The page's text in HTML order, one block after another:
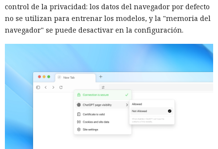
control de la privacidad: los datos del navegador por defecto
no se utilizan para entrenar los modelos, y la "memoria del
navegador" se puede desactivar en la configuración.